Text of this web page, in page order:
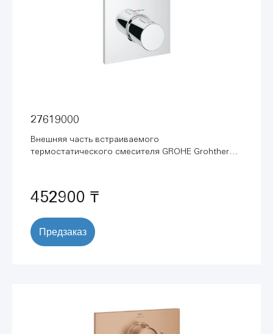
27619000
Внешняя часть встраиваемого
термостатического смесителя GROHE Grohtherm
452900 ₸
Предзаказ